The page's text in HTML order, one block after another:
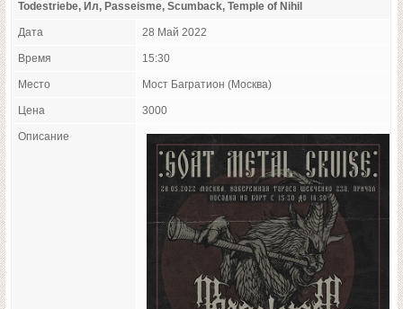
Todestriebe, Ил, Passeisme, Scumback, Temple of Nihil
Дата 28 Май 2022
Время 15:30
Место Мост Багратион (Москва)
Цена 3000
Описание